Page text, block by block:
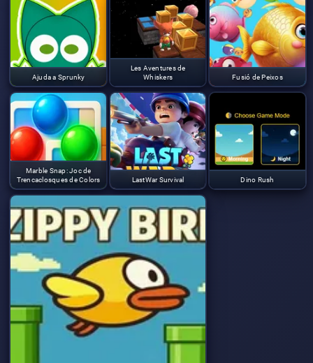
Ajuda a Sprunky
Les Aventures de
Whiskers
Fusió de Peixos
Marble Snap: Joc de
Trencaclosques de Colors
LastWar Survival Dino Rush